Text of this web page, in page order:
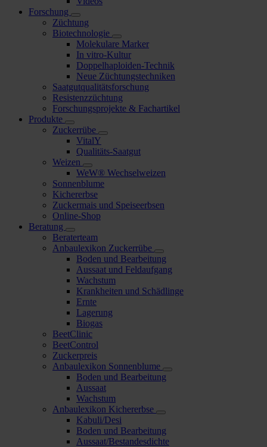
Forschung
Züchtung
Biotechnologie
Molekulare Marker
In vitro-Kultur
Doppelhaploiden-Technik
Neue Züchtungstechniken
Saatgutqualitätsforschung
Resistenzzüchtung
Forschungsprojekte & Fachartikel
Produkte
Zuckerrübe
VitalY
Qualitäts-Saatgut
Weizen
WeW® Wechselweizen
Sonnenblume
Kichererbse
Zuckermais und Speiseerbsen
Online-Shop
Beratung
Beraterteam
Anbaulexikon Zuckerrübe
Boden und Bearbeitung
Aussaat und Feldaufgang
Wachstum
Krankheiten und Schädlinge
Ernte
Lagerung
Biogas
BeetClinic
BeetControl
Zuckerpreis
Anbaulexikon Sonnenblume
Boden und Bearbeitung
Aussaat
Wachstum
Anbaulexikon Kichererbse
Kabuli/Desi
Boden und Bearbeitung
Aussaat/Bestandesdichte